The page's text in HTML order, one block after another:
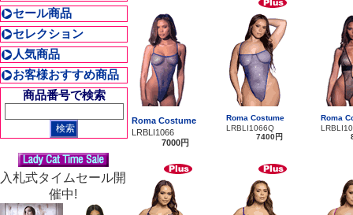
セール商品
セレクション
人気商品
お客様おすすめ商品
商品番号で検索
入札式タイムセール開
催中!
Roma Costume
LRBLI1066
7000円
Roma Costume
LRBLI1066Q
7400円
Roma